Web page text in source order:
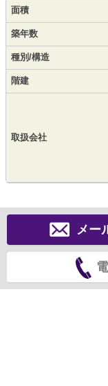
面積
築年数
種別/構造
階建
取扱会社
メー